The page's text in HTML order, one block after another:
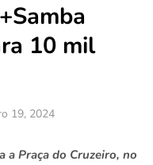
10 mil
19, 2024
a Praça do Cruzeiro, no